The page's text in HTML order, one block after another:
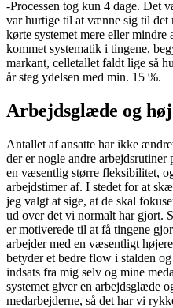
-Processen tog kun 4 dage. Det
var hurtige til at vænne sig til det
kørte systemet mere eller
kommet systematik i tingene,
markant, celletallet faldt lige så
år steg ydelsen med min. 15 %.
Arbejdsglæde og
Antallet af ansatte har ikke
der er nogle andre
en væsentlig større fleksibilitet,
arbejdstimer af. I stedet for at
jeg valgt at sige, at de skal
ud over det vi normalt har gjort.
er motiverede til at få tingene
arbejder med en væsentligt
betyder et bedre flow i stalden
indsats fra mig selv og mine
systemet giver en arbejdsglæde
medarbejderne, så det har vi